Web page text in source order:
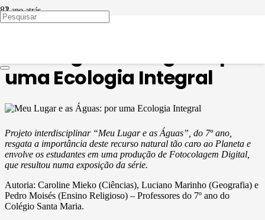
1 ano atrás
EDUCAÇÃO EM PAUTA
uma Ecologia Integral
Projeto interdisciplinar “Meu Lugar e as Águas”, do 7º ano,
resgata a importância deste recurso natural tão caro ao Planeta e
envolve os estudantes em uma produção de Fotocolagem Digital,
que resultou numa exposição da série.
Autoria: Caroline Mieko (Ciências), Luciano Marinho (Geografia) e
Pedro Moisés (Ensino Religioso) – Professores do 7º ano do
Colégio Santa Maria.